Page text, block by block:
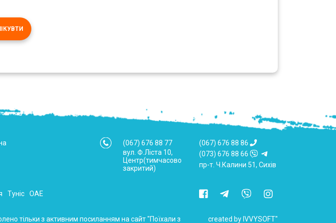
(067) 676 88 77
вул. Ф.Ліста 10,
Центр(тимчасово
закритий)
(067) 676 88 86
(073) 676 88 66
пр-т. Ч.Калини 51, Сихів
Туніс ОАЕ
тільки з активним посиланням на сайт "Поїхали з created by IVVYSOFT"